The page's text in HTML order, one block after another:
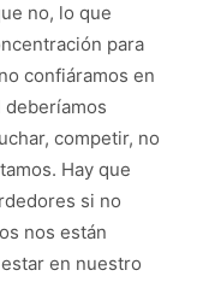
no, lo que
para
confiáramos en
deberíamos
competir, no
Hay que
si no
nos están
en nuestro